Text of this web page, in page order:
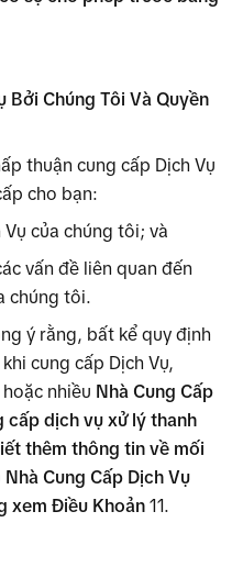
Bởi Chúng Tôi Và Quyền
thuận cung cấp Dịch Vụ
cho bạn:
của chúng tôi; và
vấn đề liên quan đến
chúng tôi.
ý rằng, bất kể quy định
cung cấp Dịch Vụ,
nhiều Nhà Cung Cấp
cấp dịch vụ xử lý thanh
thêm thông tin về mối
Cung Cấp Dịch Vụ
xem Điều Khoản 11.